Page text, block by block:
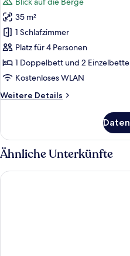
für
Classic-
Apartment
anzeigen
35 m²
1 Schlafzimmer
Platz für 4 Personen
1 Doppelbett und 2
Kostenloses WLAN
Weitere Details
Weitere
Apartment
Ähnliche Unterkünfte
Athina Residence